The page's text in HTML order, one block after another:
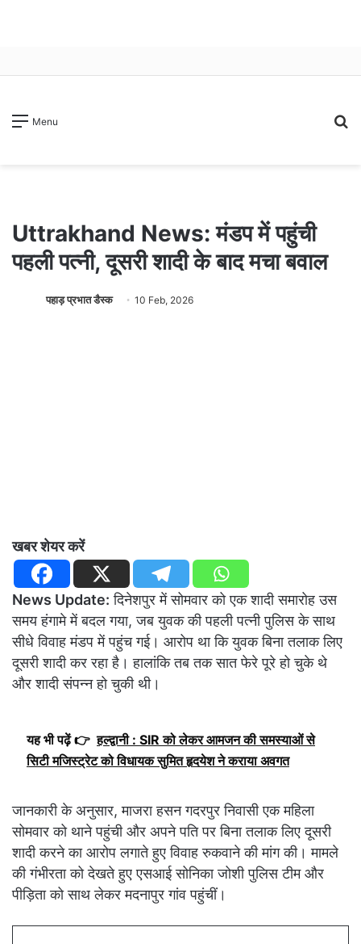
Menu
Uttrakhand News: मंडप में पहुंची
पहली पत्नी, दूसरी शादी के बाद मचा बवाल
पहाड़ प्रभात डैस्क 10 Feb, 2026
खबर शेयर करें
News Update: दिनेशपुर में सोमवार को एक शादी समारोह उस
समय हंगामे में बदल गया, जब युवक की पहली पत्नी पुलिस के साथ
सीधे विवाह मंडप में पहुंच गई। आरोप था कि युवक बिना तलाक लिए
दूसरी शादी कर रहा है। हालांकि तब तक सात फेरे पूरे हो चुके थे
और शादी संपन्न हो चुकी थी।
यह भी पढ़ें 👉 हल्द्वानी : SIR को लेकर आमजन की समस्याओं से
सिटी मजिस्ट्रेट को विधायक सुमित हृदयेश ने कराया अवगत
जानकारी के अनुसार, माजरा हसन गदरपुर निवासी एक महिला
सोमवार को थाने पहुंची और अपने पति पर बिना तलाक लिए दूसरी
शादी करने का आरोप लगाते हुए विवाह रुकवाने की मांग की। मामले
की गंभीरता को देखते हुए एसआई सोनिका जोशी पुलिस टीम और
पीड़िता को साथ लेकर मदनापुर गांव पहुंचीं।